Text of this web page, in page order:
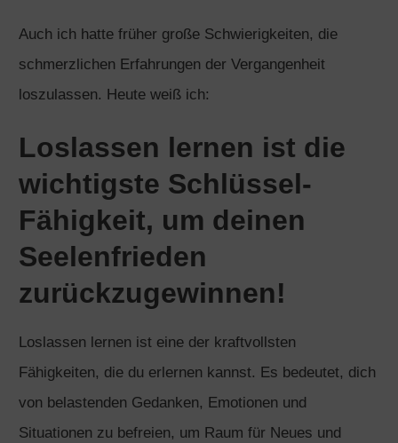
Auch ich hatte früher große Schwierigkeiten, die
schmerzlichen Erfahrungen der Vergangenheit
loszulassen. Heute weiß ich:
Loslassen lernen ist die
wichtigste Schlüssel-
Fähigkeit, um deinen
Seelenfrieden
zurückzugewinnen!
Loslassen lernen ist eine der kraftvollsten
Fähigkeiten, die du erlernen kannst. Es bedeutet, dich
von belastenden Gedanken, Emotionen und
Situationen zu befreien, um Raum für Neues und